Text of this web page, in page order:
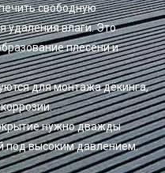
свободную
удаления влаги. Это
плесени и
для монтажа дёкинга,
нужно дважды
под высоким давлением.